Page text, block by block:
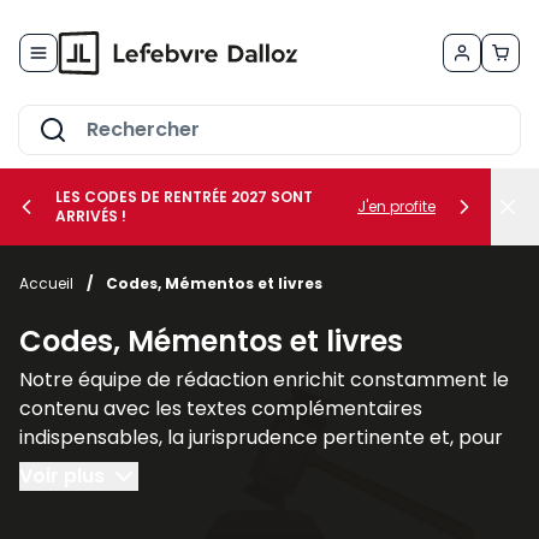
le sous-menu Vos métiers
le sous-menu Vos besoins
LES CODES DE RENTRÉE 2027 SONT
ARRIVÉS !
J'en profite
Accueil / Codes, Mémentos et livres
Codes, Mémentos et livres
Notre équipe de rédaction enrichit constamment le
contenu avec les textes complémentaires
indispensables, la jurisprudence pertinente et, pour
un nombre croissant de titres, des commentaires
explicatifs.